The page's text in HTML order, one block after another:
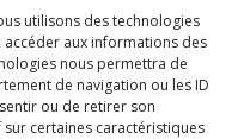
utilisons des technologies
aux informations des
nous permettra de
de navigation ou les ID
ou de retirer son
certaines caractéristiques